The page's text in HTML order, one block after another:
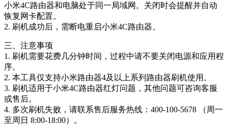
小米4C路由器和电脑处于同一局域网。关闭时会提醒并自动
恢复网卡配置。
2. 刷机成功后，需断电重启小米4C路由器。
三、注意事项
1. 刷机需要花费几分钟时间，过程中请不要关闭电源和应用程
序。
2. 本工具仅支持小米路由器4及以上系列路由器刷机使用。
3. 刷机适用于小米4C路由器红灯问题，其他问题可咨询客服
或售后。
4. 多次刷机失败，请联系售后服务热线：400-100-5678 （周一
至周日 8:00-18:00）。